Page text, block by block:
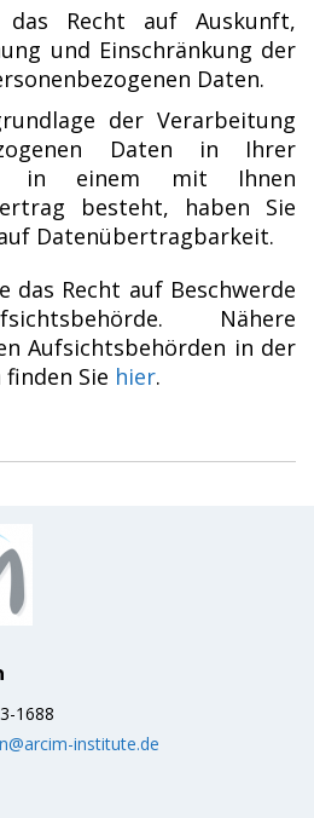
Recht auf Auskunft,
und Einschränkung der
Daten.
der Verarbeitung
Daten in Ihrer
in einem mit Ihnen
besteht, haben Sie
Datenübertragbarkeit.
das Recht auf Beschwerde
Nähere
Aufsichtsbehörden in der
Sie hier.
1688
institute.de